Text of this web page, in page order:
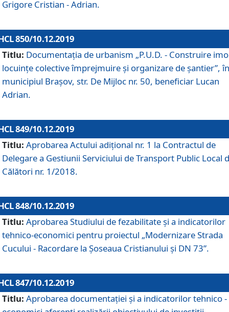
Grigore Cristian - Adrian.
850/10.12.2019
Titlu: Documentaţia de urbanism „P.U.D. - Construire
locuințe colective împrejmuire și organizare de șantier”, în
municipiul Braşov, str. De Mijloc nr. 50, beneficiar Lucan
Adrian.
849/10.12.2019
Titlu: Aprobarea Actului adiţional nr. 1 la Contractul de
Delegare a Gestiunii Serviciului de Transport Public Local
Călători nr. 1/2018.
848/10.12.2019
Titlu: Aprobarea Studiului de fezabilitate şi a indicatorilor
tehnico-economici pentru proiectul „Modernizare Strada
Cucului - Racordare la Șoseaua Cristianului și DN 73”.
847/10.12.2019
Titlu: Aprobarea documentației și a indicatorilor tehnico -